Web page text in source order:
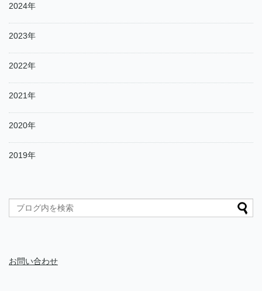
2024年
2023年
2022年
2021年
2020年
2019年
お問い合わせ